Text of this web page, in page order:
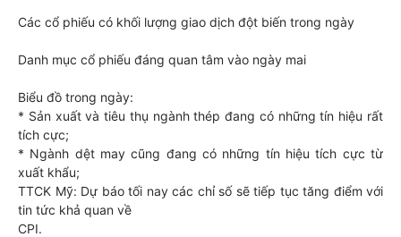
Các cổ phiếu có khối lượng giao dịch đột biến trong ngày
Danh mục cổ phiếu đáng quan tâm vào ngày mai
Biểu đồ trong ngày:
* Sản xuất và tiêu thụ ngành thép đang có những tín hiệu rất
tích cực;
* Ngành dệt may cũng đang có những tín hiệu tích cực từ
xuất khẩu;
TTCK Mỹ: Dự báo tối nay các chỉ số sẽ tiếp tục tăng điểm với
tin tức khả quan về
CPI.